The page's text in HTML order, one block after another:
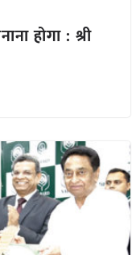
होगा : श्री